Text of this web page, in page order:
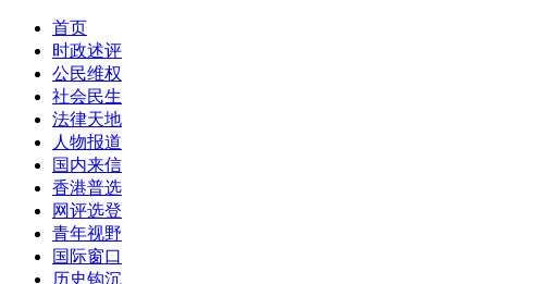
首页
时政述评
公民维权
社会民生
法律天地
人物报道
国内来信
香港普选
网评选登
青年视野
国际窗口
历史钩沉